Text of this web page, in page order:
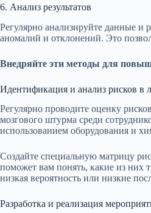
6. Анализ результатов
Регулярно анализируйте данные и
аномалий и отклонений. Это
Внедряйте эти методы для
Идентификация и анализ рисков в
Регулярно проводите оценку
мозгового штурма среди
использованием оборудования и
Создайте специальную матрицу
поможет вам понять, какие из них
низкая вероятность или низкие
Разработка и реализация